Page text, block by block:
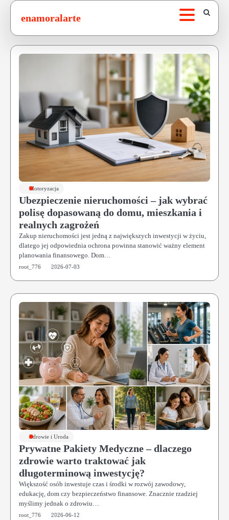
Skip
content
enamoralarte
Motoryzacja
Ubezpieczenie nieruchomości – jak wybrać
polisę dopasowaną do domu, mieszkania i
realnych zagrożeń
Zakup nieruchomości jest jedną z największych inwestycji w życiu,
dlatego jej odpowiednia ochrona powinna stanowić ważny element
planowania finansowego. Dom…
root_776 2026-07-03
Zdrowie i Uroda
Prywatne Pakiety Medyczne – dlaczego
zdrowie warto traktować jak
długoterminową inwestycję?
Większość osób inwestuje czas i środki w rozwój zawodowy,
edukację, dom czy bezpieczeństwo finansowe. Znacznie rzadziej
myślimy jednak o zdrowiu…
root_776 2026-06-12